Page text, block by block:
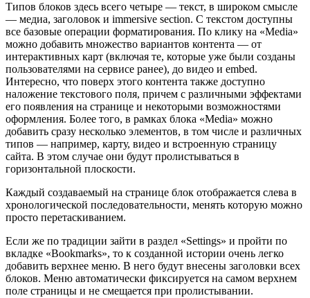
Типов блоков здесь всего четыре — текст, в широком смысле
— медиа, заголовок и immersive section. С текстом доступны
все базовые операции форматирования. По клику на «Media»
можно добавить множество вариантов контента — от
интерактивных карт (включая те, которые уже были созданы
пользователями на сервисе ранее), до видео и embed.
Интересно, что поверх этого контента также доступно
наложение текстового поля, причем с различными эффектами
его появления на странице и некоторыми возможностями
оформления. Более того, в рамках блока «Media» можно
добавить сразу несколько элементов, в том числе и различных
типов — например, карту, видео и встроенную страницу
сайта. В этом случае они будут пролистываться в
горизонтальной плоскости.
Каждый создаваемый на странице блок отображается слева в
хронологической последовательности, менять которую можно
просто перетаскиванием.
Если же по традиции зайти в раздел «Settings» и пройти по
вкладке «Bookmarks», то к созданной истории очень легко
добавить верхнее меню. В него будут внесены заголовки всех
блоков. Меню автоматически фиксируется на самом верхнем
поле страницы и не смещается при пролистывании.